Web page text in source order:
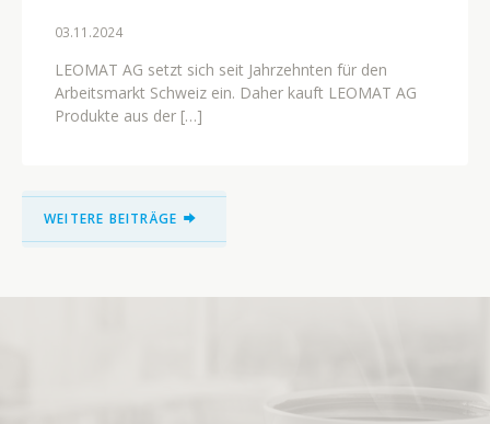
03.11.2024
LEOMAT AG setzt sich seit Jahrzehnten für den
Arbeitsmarkt Schweiz ein. Daher kauft LEOMAT AG
Produkte aus der […]
WEITERE BEITRÄGE